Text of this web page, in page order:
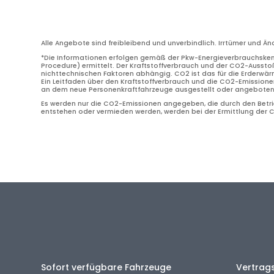
Alle Angebote sind freibleibend und unverbindlich. Irrtümer und
*Die Informationen erfolgen gemäß der Pkw-
Procedure) ermittelt. Der Kraftstoffverbrauch und der CO2-
nichttechnischen Faktoren abhängig. CO2 ist das für die
Ein Leitfaden über den Kraftstoffverbrauch und die CO2-
an dem neue Personenkraftfahrzeuge ausgestellt oder
Es werden nur die CO2-Emissionen angegeben, die durch den
entstehen oder vermieden werden, werden bei der Ermittlung der
Sofort verfügbare Fahrzeuge